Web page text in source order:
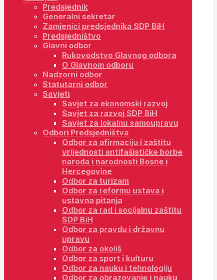
Predsjednik
Generalni sekretar
Zamjenici predsjednika SDP BiH
Predsjedništvo
Glavni odbor
Rukovodstvo Glavnog odbora
O Glavnom odboru
Nadzorni odbor
Statutarni odbor
Savjeti
Savjet za ekonomski razvoj
Savjet za razvoj SDP BiH
Savjet za lokalnu samoupravu
Odbori Predsjedništva
Odbor za afirmaciju i zaštitu
vrijednosti antifašističke borbe
naroda i narodnosti Bosne i
Hercegovine
Odbor za turizam
Odbor za reformu ustava i
ustavna pitanja
Odbor za rad i socijalnu zaštitu
SDP BiH
Odbor za pravdu i državnu
upravu
Odbor za okoliš
Odbor za sport i kulturu
Odbor za nauku i tehnologiju
Odbor za obrazovanje i nauku